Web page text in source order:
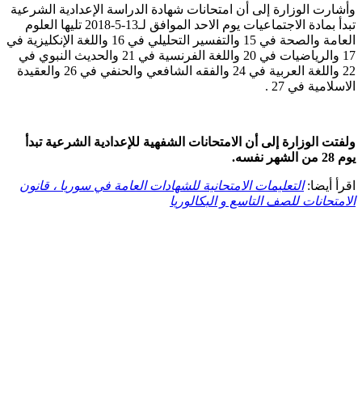
وأشارت الوزارة إلى أن امتحانات شهادة الدراسة الإعدادية الشرعية
تبدأ بمادة الاجتماعيات يوم الاحد الموافق لـ13-5-2018 تليها العلوم
العامة والصحة في 15 والتفسير التحليلي في 16 واللغة الإنكليزية في
17 والرياضيات في 20 واللغة الفرنسية في 21 والحديث النبوي في
22 واللغة العربية في 24 والفقه الشافعي والحنفي في 26 والعقيدة
الاسلامية في 27 .
ولفتت الوزارة إلى أن الامتحانات الشفهية للإعدادية الشرعية تبدأ
يوم 28 من الشهر نفسه.
اقرأ أيضا:التعليمات الامتحانية للشهادات العامة في سوريا ، قانون
الامتحانات للصف التاسع و البكالوريا